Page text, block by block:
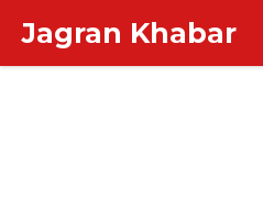
content
Jagran Khabar